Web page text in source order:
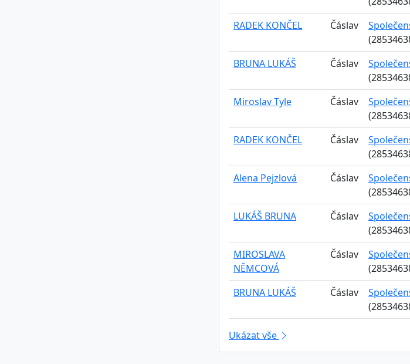
RADEK KONČEL
Čáslav
BRUNA LUKÁŠ
Čáslav
Miroslav Tyle
Čáslav
RADEK KONČEL
Čáslav
Alena Pejzlová
Čáslav
LUKÁŠ BRUNA
Čáslav
MIROSLAVA
NĚMCOVÁ
Čáslav
BRUNA LUKÁŠ
Čáslav
Ukázat vše